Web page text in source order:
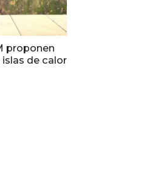
proponen
de calor